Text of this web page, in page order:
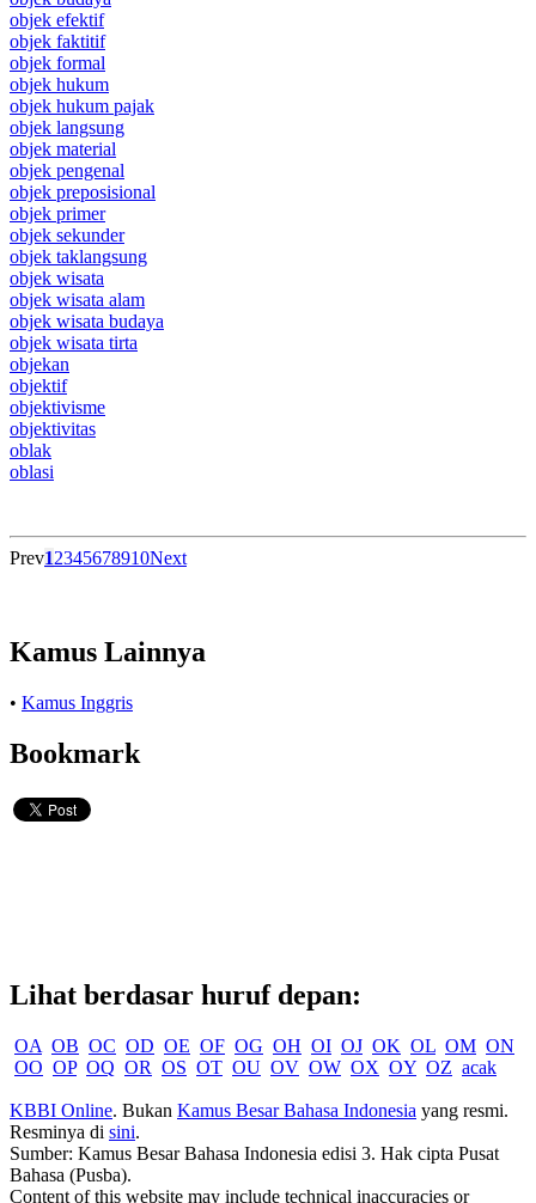
objek efektif
objek faktitif
objek formal
objek hukum
objek hukum pajak
objek langsung
objek material
objek pengenal
objek preposisional
objek primer
objek sekunder
objek taklangsung
objek wisata
objek wisata alam
objek wisata budaya
objek wisata tirta
objekan
objektif
objektivisme
objektivitas
oblak
oblasi
Prev12345678910Next
Kamus Lainnya
• Kamus Inggris
Bookmark
Lihat berdasar huruf depan:
OA OB OC OD OE OF OG OH OI OJ OK OL OM ON
OO OP OQ OR OS OT OU OV OW OX OY OZ acak
KBBI Online. Bukan Kamus Besar Bahasa Indonesia yang resmi.
Resminya di sini.
Sumber: Kamus Besar Bahasa Indonesia edisi 3. Hak cipta Pusat
Bahasa (Pusba).
Content of this website may include technical inaccuracies or